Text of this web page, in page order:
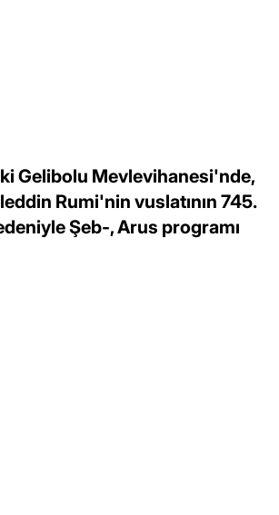
Gelibolu Mevlevihanesi'nde,
Rumi'nin vuslatının 745.
Şeb-, Arus programı